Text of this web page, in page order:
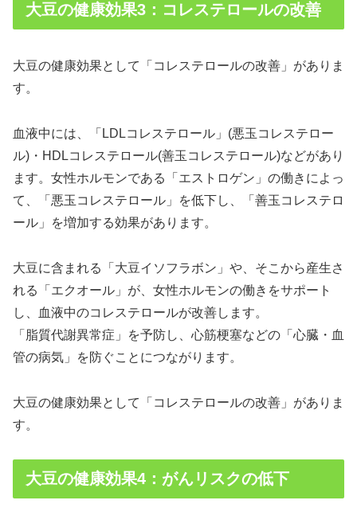
大豆の健康効果3：コレステロールの改善
大豆の健康効果として「コレステロールの改善」がありま
す。
血液中には、「LDLコレステロール」(悪玉コレステロー
ル)・HDLコレステロール(善玉コレステロール)などがあり
ます。女性ホルモンである「エストロゲン」の働きによっ
て、「悪玉コレステロール」を低下し、「善玉コレステロ
ール」を増加する効果があります。
大豆に含まれる「大豆イソフラボン」や、そこから産生さ
れる「エクオール」が、女性ホルモンの働きをサポート
し、血液中のコレステロールが改善します。
「脂質代謝異常症」を予防し、心筋梗塞などの「心臓・血
管の病気」を防ぐことにつながります。
大豆の健康効果として「コレステロールの改善」がありま
す。
大豆の健康効果4：がんリスクの低下